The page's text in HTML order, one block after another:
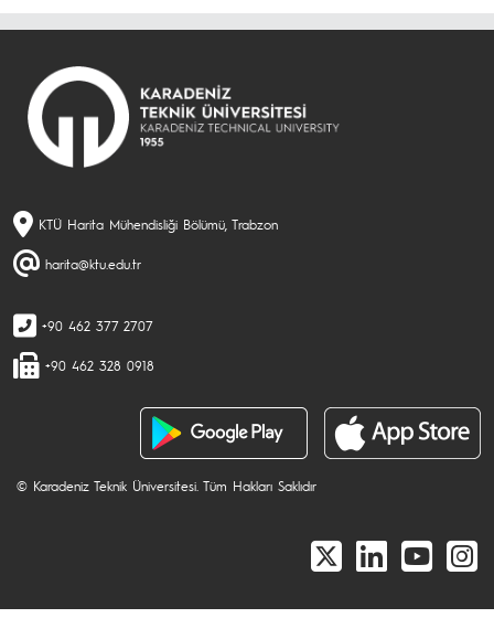
KTÜ Harita Mühendisliği Bölümü, Trabzon
harita@ktu.edu.tr
+90 462 377 2707
+90 462 328 0918
© Karadeniz Teknik Üniversitesi. Tüm Hakları Saklıdır